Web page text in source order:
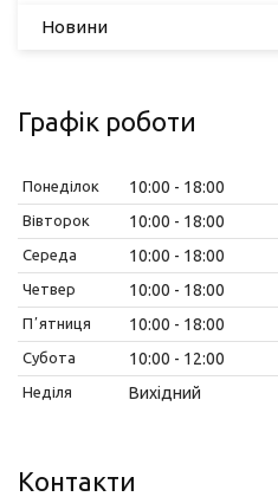
Новини
Графік роботи
Понеділок 10:00 18:00
Вівторок 10:00 18:00
Середа 10:00 18:00
Четвер 10:00 18:00
Пʼятниця 10:00 18:00
Субота 10:00 12:00
Неділя Вихідний
Контакти